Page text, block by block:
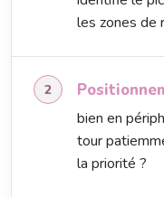
les zones de
bien en
tour
la priorité ?